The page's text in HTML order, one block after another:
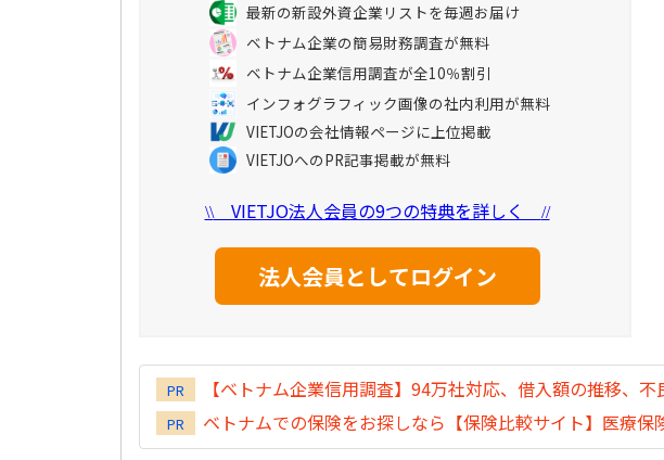
最新の新設外資企業リストを毎週お届け
ベトナム企業の簡易財務調査が無料
ベトナム企業信用調査が全10％割引
インフォグラフィック画像の社内利用が無料
VIETJOの会社情報ページに上位掲載
VIETJOへのPR記事掲載が無料
\\VIETJO法人会員の9つの特典を詳しく //
PR 【ベトナム企業信用調査】94万社対応、借入額の推移、
PR ベトナムでの保険をお探しなら【保険比較サイト】医療保